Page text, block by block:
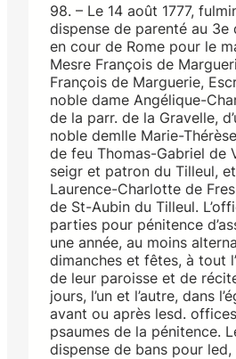
98. – Le 14 août 1777,
dispense de parenté au 3e
en cour de Rome pour le
Mesre François de
François de Marguerie,
noble dame Angélique-
de la parr. de la Gravelle,
noble demlle Marie-
de feu Thomas-Gabriel de
seigr et patron du Tilleul,
Laurence-Charlotte de
de St-Aubin du Tilleul.
parties pour pénitence
une année, au moins
dimanches et fêtes, à tout
de leur paroisse et de
jours, l’un et l’autre, dans
avant ou après lesd.
psaumes de la pénitence.
dispense de bans pour led,